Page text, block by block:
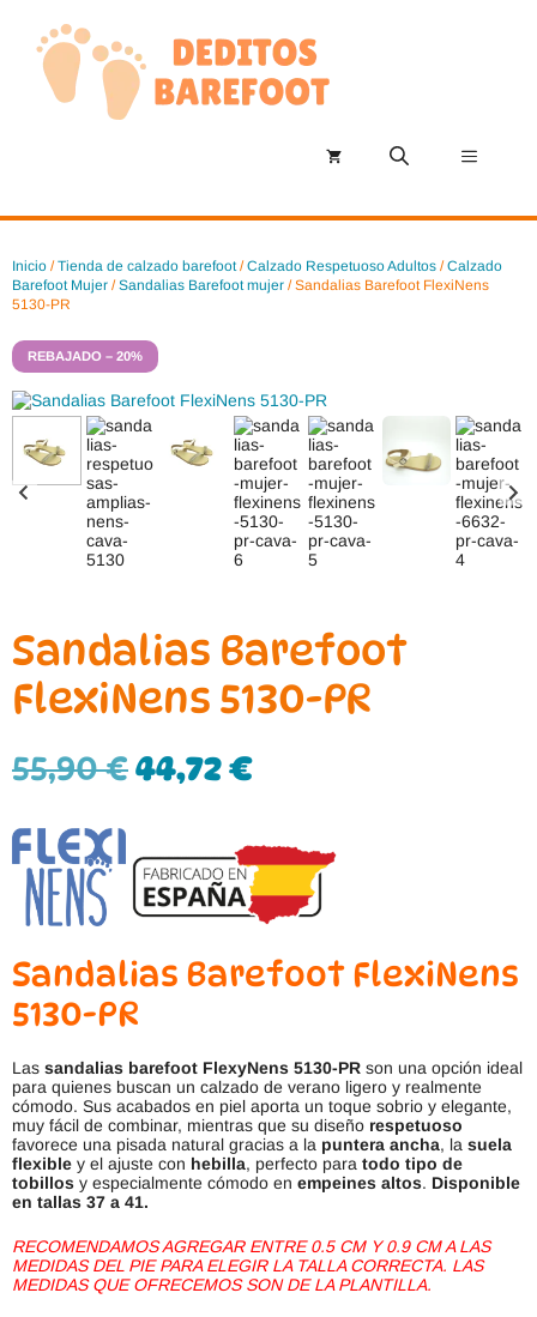
contenido
Menú
Inicio /Tienda de calzado barefoot/Calzado Respetuoso Adultos /Calzado
Barefoot Mujer /Sandalias Barefoot mujer / Sandalias Barefoot FlexiNens
5130-PR
REBAJADO – 20%
Sandalias Barefoot
FlexiNens 5130-PR
55,90€44,72€
Sandalias Barefoot FlexiNens
5130-PR
Las sandalias barefoot FlexyNens 5130-PR son una opción ideal
para quienes buscan un calzado de verano ligero y realmente
cómodo. Sus acabados en piel aporta un toque sobrio y elegante,
muy fácil de combinar, mientras que su diseño respetuoso
favorece una pisada natural gracias a la puntera ancha, la suela
flexible y el ajuste con hebilla, perfecto para todo tipo de
tobillos y especialmente cómodo en empeines altos. Disponible
en tallas 37 a 41.
RECOMENDAMOS AGREGAR ENTRE 0.5 CM Y 0.9 CM A LAS
MEDIDAS DEL PIE PARA ELEGIR LA TALLA CORRECTA. LAS
MEDIDAS QUE OFRECEMOS SON DE LA PLANTILLA.